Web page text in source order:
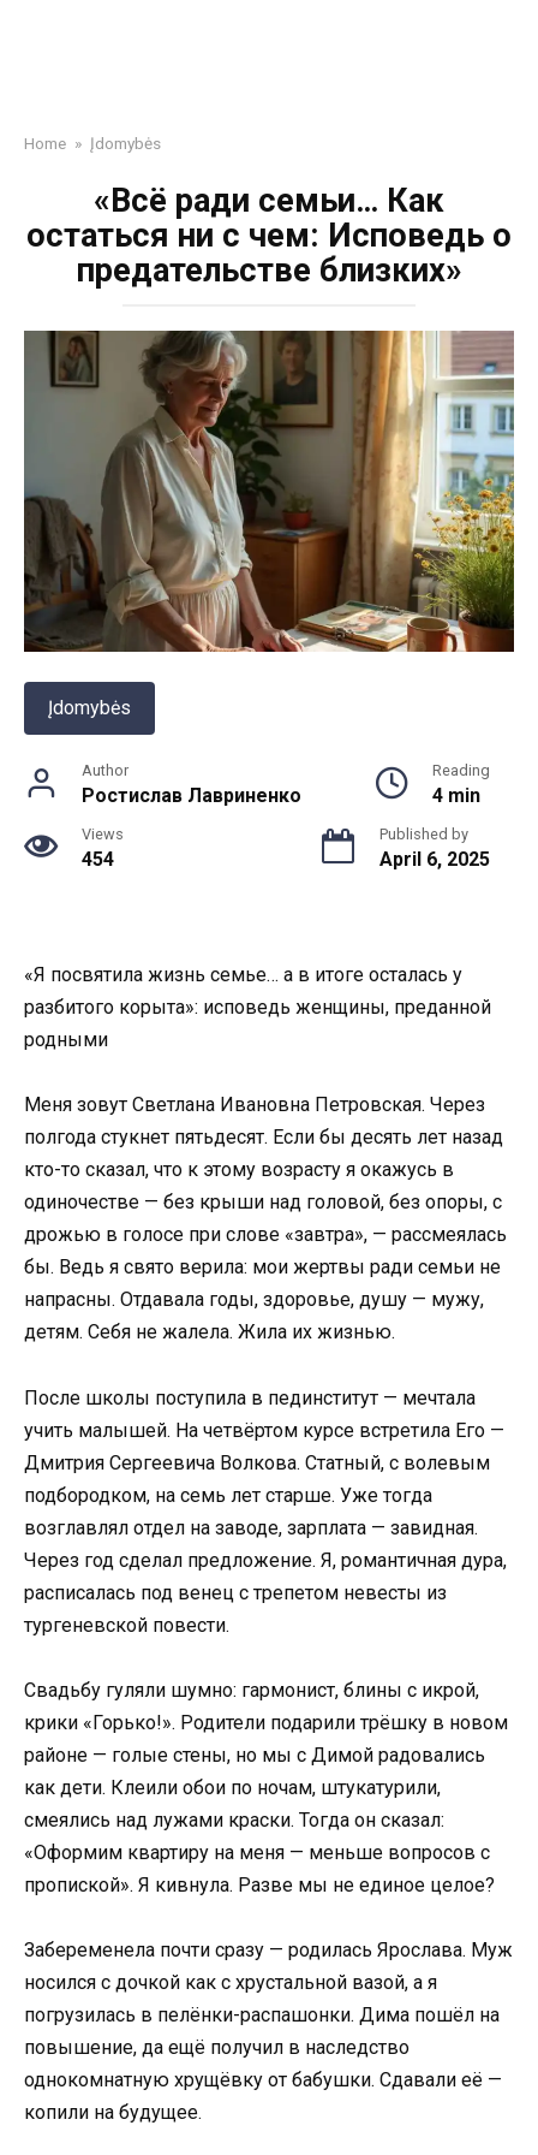
Home » Įdomybės
«Всё ради семьи… Как
остаться ни с чем: Исповедь о
предательстве близких»
Įdomybės
Author
Ростислав Лавриненко
Reading
4 min
Views
454
Published by
April 6, 2025
«Я посвятила жизнь семье… а в итоге осталась у
разбитого корыта»: исповедь женщины, преданной
родными
Меня зовут Светлана Ивановна Петровская. Через
полгода стукнет пятьдесят. Если бы десять лет назад
кто-то сказал, что к этому возрасту я окажусь в
одиночестве — без крыши над головой, без опоры, с
дрожью в голосе при слове «завтра», — рассмеялась
бы. Ведь я свято верила: мои жертвы ради семьи не
напрасны. Отдавала годы, здоровье, душу — мужу,
детям. Себя не жалела. Жила их жизнью.
После школы поступила в пединститут — мечтала
учить малышей. На четвёртом курсе встретила Его —
Дмитрия Сергеевича Волкова. Статный, с волевым
подбородком, на семь лет старше. Уже тогда
возглавлял отдел на заводе, зарплата — завидная.
Через год сделал предложение. Я, романтичная дура,
расписалась под венец с трепетом невесты из
тургеневской повести.
Свадьбу гуляли шумно: гармонист, блины с икрой,
крики «Горько!». Родители подарили трёшку в новом
районе — голые стены, но мы с Димой радовались
как дети. Клеили обои по ночам, штукатурили,
смеялись над лужами краски. Тогда он сказал:
«Оформим квартиру на меня — меньше вопросов с
пропиской». Я кивнула. Разве мы не единое целое?
Забеременела почти сразу — родилась Ярослава. Муж
носился с дочкой как с хрустальной вазой, а я
погрузилась в пелёнки-распашонки. Дима пошёл на
повышение, да ещё получил в наследство
однокомнатную хрущёвку от бабушки. Сдавали её —
копили на будущее.